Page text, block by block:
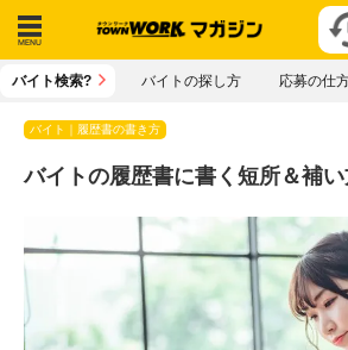
メニ
バイト検索? バイトの探し方 応募の仕
バイト｜履歴書の書き方
バイトの履歴書に書く短所＆補